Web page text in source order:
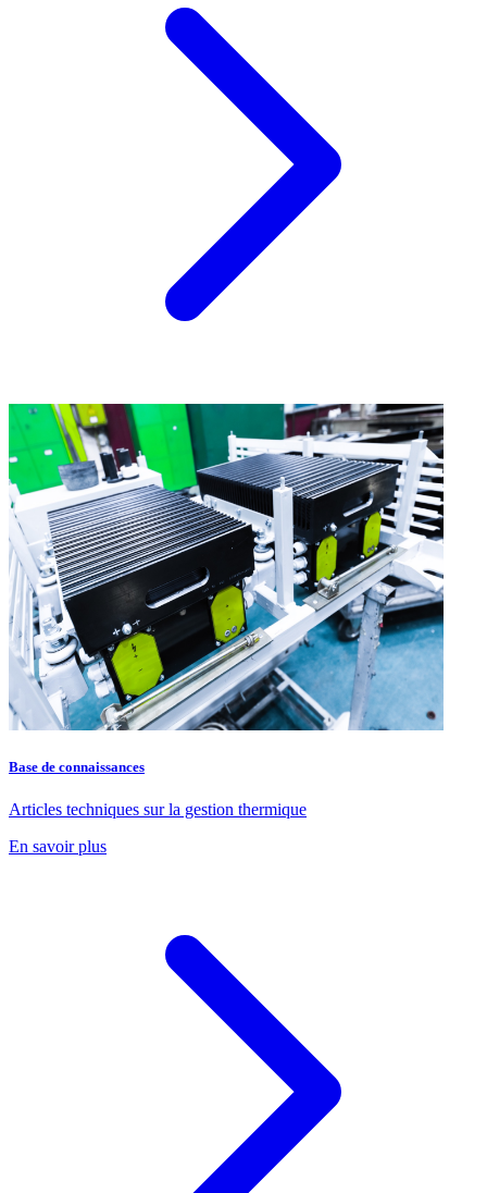
Base de connaissances
Articles techniques sur la gestion thermique
En savoir plus